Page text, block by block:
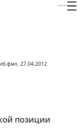
27.04.2012
позиции